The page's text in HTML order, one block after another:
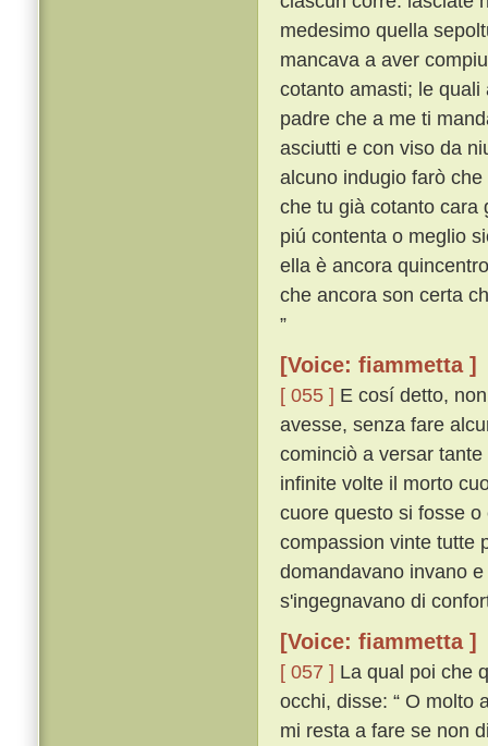
medesimo quella
mancava a aver
cotanto amasti; le
padre che a me ti
asciutti e con viso da
alcuno indugio farò
che tu già cotanto cara
piú contenta o meglio
ella è ancora
che ancora son certa
”
[Voice: fiammetta ]
[ 055 ] E cosí detto,
avesse, senza fare
cominciò a versar
infinite volte il morto
cuore questo si fosse
compassion vinte tutte
domandavano invano
s'ingegnavano di
[Voice: fiammetta ]
[ 057 ] La qual poi che
occhi, disse: “ O molto
mi resta a fare se non